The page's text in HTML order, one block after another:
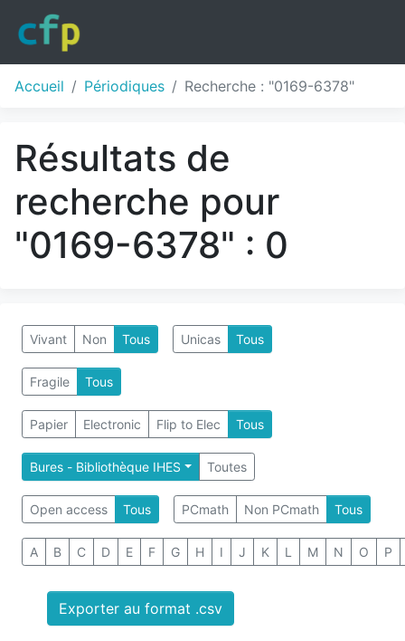
Accueil Périodiques Recherche : "0169-6378"
Résultats de
recherche pour
"0169-6378" : 0
Vivant Non Tous Unicas Tous
Fragile Tous
Papier Electronic Flip to Elec Tous
Bures - Bibliothèque IHES Toutes
Open access Tous PCmath Non PCmath Tous
A B C D E F G H I J K L M N O P
Exporter au format .csv